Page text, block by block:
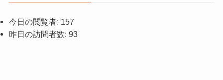
今日の閲覧者: 157
昨日の訪問者数: 93